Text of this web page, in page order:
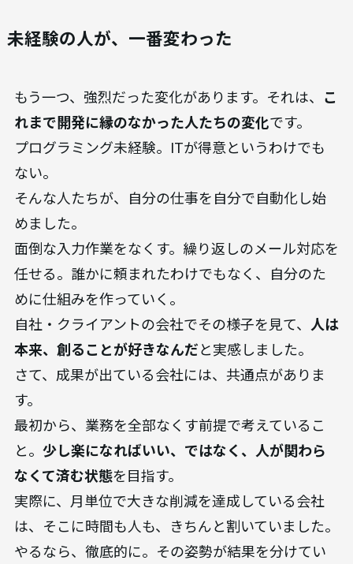
未経験の人が、一番変わった
もう一つ、強烈だった変化があります。それは、 こ
れまで開発に縁のなかった人たちの変化です。
プログラミング未経験。ITが得意というわけでも
ない。
そんな人たちが、自分の仕事を自分で自動化し始
めました。
面倒な入力作業をなくす。繰り返しのメール対応を
任せる。誰かに頼まれたわけでもなく、自分のた
めに仕組みを作っていく。
自社・クライアントの会社でその様子を見て、 人は
本来、創ることが好きなんだと実感しました。
さて、成果が出ている会社には、共通点がありま
す。
最初から、業務を全部なくす前提で考えているこ
と。 少し楽になればいい、ではなく、人が関わら
なくて済む状態を目指す。
実際に、月単位で大きな削減を達成している会社
は、そこに時間も人も、きちんと割いていました。
やるなら、徹底的に。その姿勢が結果を分けてい